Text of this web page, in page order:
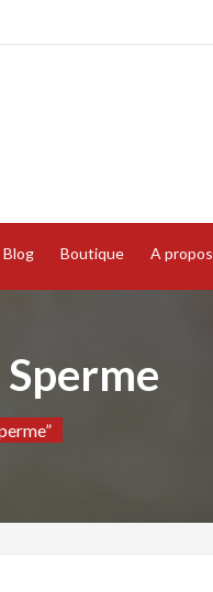
Blog Boutique A propos